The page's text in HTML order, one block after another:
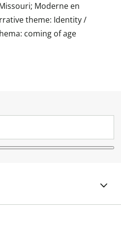
Moderne en
theme: Identity /
coming of age